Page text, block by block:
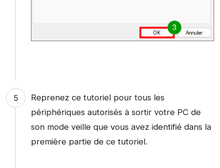
Reprenez ce tutoriel pour tous les
périphériques autorisés à sortir votre PC de
son mode veille que vous avez identifié dans la
première partie de ce tutoriel.